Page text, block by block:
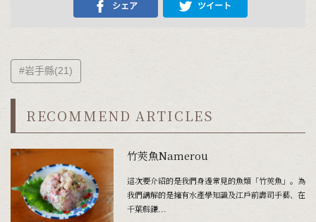
シェア ツイート
#岩手縣(21)
RECOMMEND ARTICLES
竹莢魚Namerou
這次要介紹的是我們身邊常見的魚類「竹莢魚」。為
我們講解的是擁有水產學知識及江戶前壽司手藝、在
千葉縣鎌...